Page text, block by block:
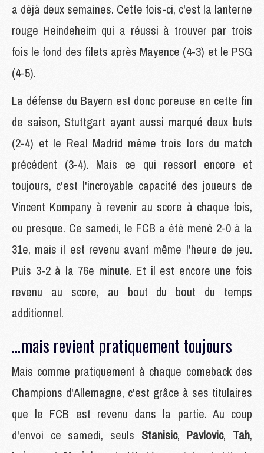
a déjà deux semaines. Cette fois-ci, c'est la lanterne
rouge Heindeheim qui a réussi à trouver par trois
fois le fond des filets après Mayence (4-3) et le PSG
(4-5).
La défense du Bayern est donc poreuse en cette fin
de saison, Stuttgart ayant aussi marqué deux buts
(2-4) et le Real Madrid même trois lors du match
précédent (3-4). Mais ce qui ressort encore et
toujours, c'est l'incroyable capacité des joueurs de
Vincent Kompany à revenir au score à chaque fois,
ou presque. Ce samedi, le FCB a été mené 2-0 à la
31e, mais il est revenu avant même l'heure de jeu.
Puis 3-2 à la 76e minute. Et il est encore une fois
revenu au score, au bout du bout du temps
additionnel.
...mais revient pratiquement toujours
Mais comme pratiquement à chaque comeback des
Champions d'Allemagne, c'est grâce à ses titulaires
que le FCB est revenu dans la partie. Au coup
d'envoi ce samedi, seuls Stanisic, Pavlovic, Tah,